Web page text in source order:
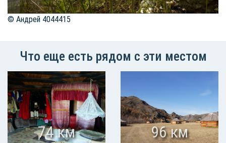
© Андрей 4044415
Что еще есть рядом с эти местом
74 км 96 км